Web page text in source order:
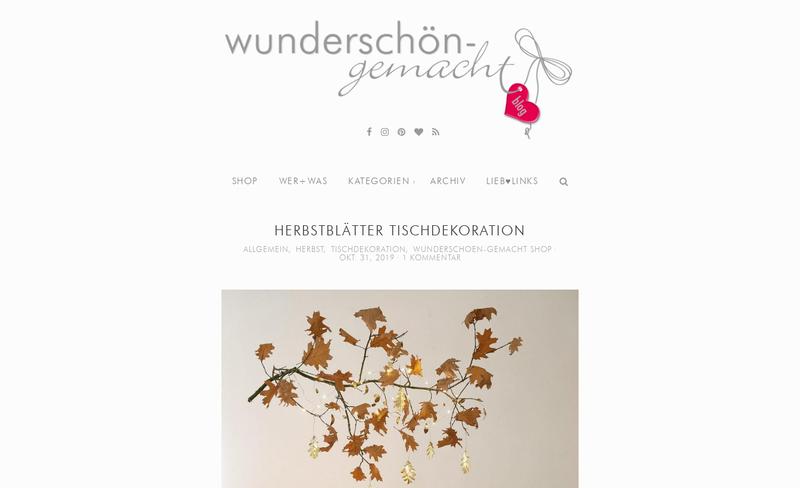
SHOP WER+WAS KATEGORIEN ARCHIV LIEB♥LINKS
HERBSTBLÄTTER TISCHDEKORATION
ALLGEMEIN , HERBST , TISCHDEKORATION , WUNDERSCHOEN-GEMACHT SHOP
OKT. 31, 2019
1 KOMMENTAR